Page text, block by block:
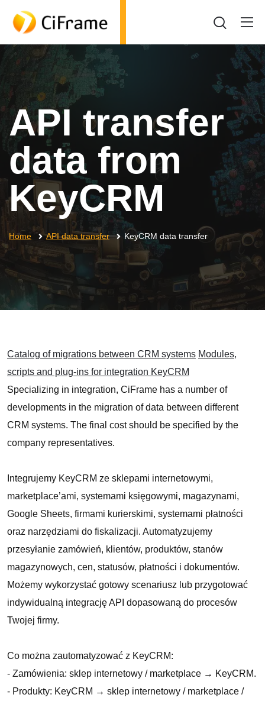
API transfer
data from
KeyCRM
Home API data transfer KeyCRM data transfer
Catalog of migrations between CRM systems Modules,
scripts and plug-ins for integration KeyCRM
Specializing in integration, CiFrame has a number of
developments in the migration of data between different
CRM systems. The final cost should be specified by the
company representatives.
Integrujemy KeyCRM ze sklepami internetowymi,
marketplace’ami, systemami księgowymi, magazynami,
Google Sheets, firmami kurierskimi, systemami płatności
oraz narzędziami do fiskalizacji. Automatyzujemy
przesyłanie zamówień, klientów, produktów, stanów
magazynowych, cen, statusów, płatności i dokumentów.
Możemy wykorzystać gotowy scenariusz lub przygotować
indywidualną integrację API dopasowaną do procesów
Twojej firmy.
Co można zautomatyzować z KeyCRM:
- Zamówienia: sklep internetowy / marketplace → KeyCRM.
- Produkty: KeyCRM → sklep internetowy / marketplace /